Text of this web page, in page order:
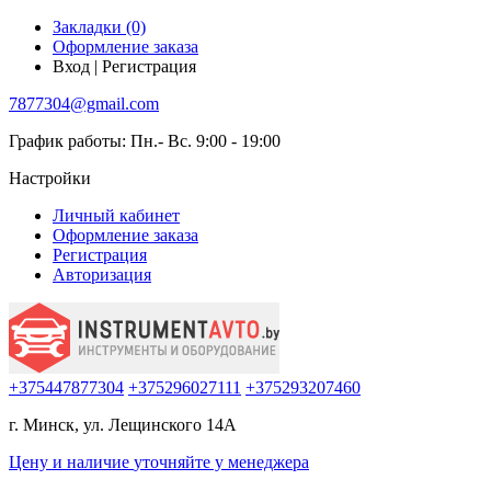
Закладки (0)
Оформление заказа
Вход | Регистрация
7877304@gmail.com
График работы: Пн.- Вс. 9:00 - 19:00
Настройки
Личный кабинет
Оформление заказа
Регистрация
Авторизация
+375447877304 +375296027111 +375293207460
г. Минск, ул. Лещинского 14А
Цену и наличие уточняйте у менеджера